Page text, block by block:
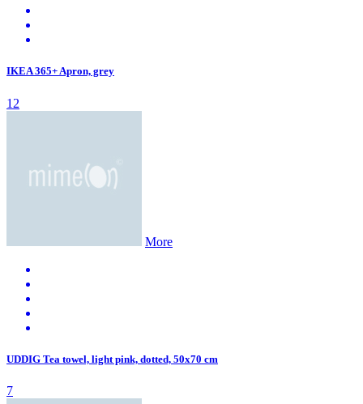
IKEA 365+ Apron, grey
12
More
UDDIG Tea towel, light pink, dotted, 50x70 cm
7